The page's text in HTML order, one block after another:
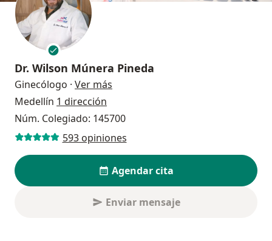
Dr. Wilson Múnera Pineda
Ginecólogo · Ver más
Medellín 1 dirección
Núm. Colegiado: 145700
593 opiniones
Agendar cita
Enviar mensaje